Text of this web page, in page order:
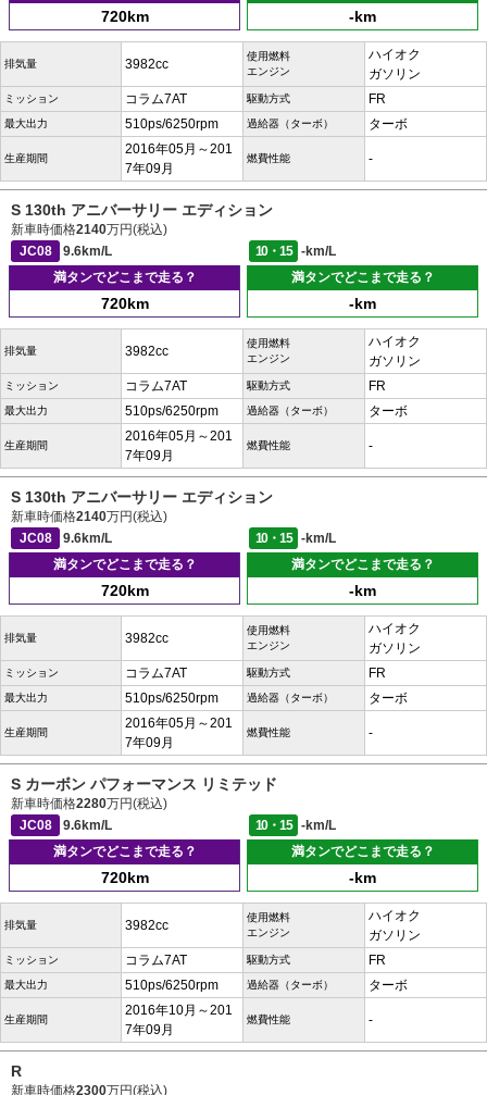
720km -km
排気量 3982cc
使用燃料
エンジン
ハイオク
ガソリン
ミッション コラム7AT 駆動方式 FR
最大出力 510ps/6250rpm 過給器（ターボ） ターボ
生産期間
2016年05月～201
7年09月
燃費性能 -
S 130th アニバーサリー エディション
新車時価格2140万円(税込)
JC08
9.6km/L 10・15
-km/L
満タンでどこまで走る？
720km
満タンでどこまで走る？
-km
排気量 3982cc
使用燃料
エンジン
ハイオク
ガソリン
ミッション コラム7AT 駆動方式 FR
最大出力 510ps/6250rpm 過給器（ターボ） ターボ
生産期間
2016年05月～201
7年09月
燃費性能 -
S 130th アニバーサリー エディション
新車時価格2140万円(税込)
JC08
9.6km/L 10・15
-km/L
満タンでどこまで走る？
720km
満タンでどこまで走る？
-km
排気量 3982cc
使用燃料
エンジン
ハイオク
ガソリン
ミッション コラム7AT 駆動方式 FR
最大出力 510ps/6250rpm 過給器（ターボ） ターボ
生産期間
2016年05月～201
7年09月
燃費性能 -
S カーボン パフォーマンス リミテッド
新車時価格2280万円(税込)
JC08
9.6km/L 10・15
-km/L
満タンでどこまで走る？
720km
満タンでどこまで走る？
-km
排気量 3982cc
使用燃料
エンジン
ハイオク
ガソリン
ミッション コラム7AT 駆動方式 FR
最大出力 510ps/6250rpm 過給器（ターボ） ターボ
生産期間
2016年10月～201
7年09月
燃費性能 -
R
新車時価格2300万円(税込)